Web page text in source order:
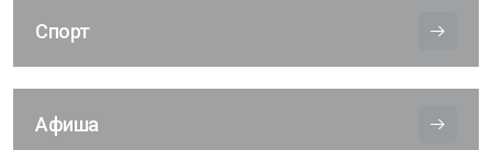
Спорт
Афиша